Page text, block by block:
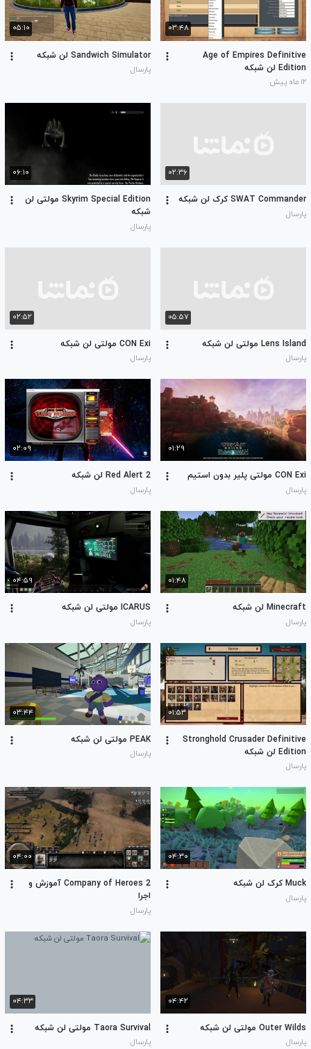
۰۳:۴۸
Age of Empires Definitive
Edition لن شبکه
۱۲ ماه پیش
۰۵:۱۰
Sandwich Simulator لن شبکه
پارسال
۰۲:۳۶
SWAT Commander کرک لن شبکه
پارسال
۰۶:۱۰
Skyrim Special Edition مولتی لن
شبکه
پارسال
۰۵:۵۷
Lens Island مولتی لن شبکه
پارسال
۰۲:۵۲
CON Exi مولتی لن شبکه
پارسال
۰۱:۲۹
CON Exi مولتی پلیر بدون استیم
پارسال
۰۲:۰۹
Red Alert 2 لن شبکه
پارسال
۰۱:۴۸
Minecraft لن شبکه
پارسال
۰۴:۵۹
ICARUS مولتی لن شبکه
پارسال
۰۱:۵۳
Stronghold Crusader Definitive
Edition لن شبکه
پارسال
۰۳:۴۴
PEAK مولتی لن شبکه
پارسال
۰۴:۳۰
Muck کرک لن شبکه
پارسال
۰۴:۰۰
Company of Heroes 2 آموزش و
اجرا
پارسال
۰۴:۴۲
Outer Wilds مولتی لن شبکه
پارسال
۰۴:۳۳
Taora Survival مولتی لن شبکه
پارسال